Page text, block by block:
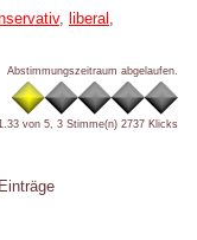
, liberal
Abstimmungszeitraum abgelaufen.
von 5, 3 Stimme(n) 2737 Klicks